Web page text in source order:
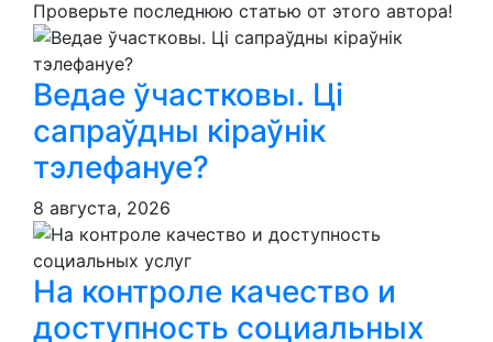
Проверьте последнюю статью от этого автора!
Ведае ўчастковы. Ці
сапраўдны кіраўнік
тэлефануе?
8 августа, 2026
На контроле качество и
доступность социальных